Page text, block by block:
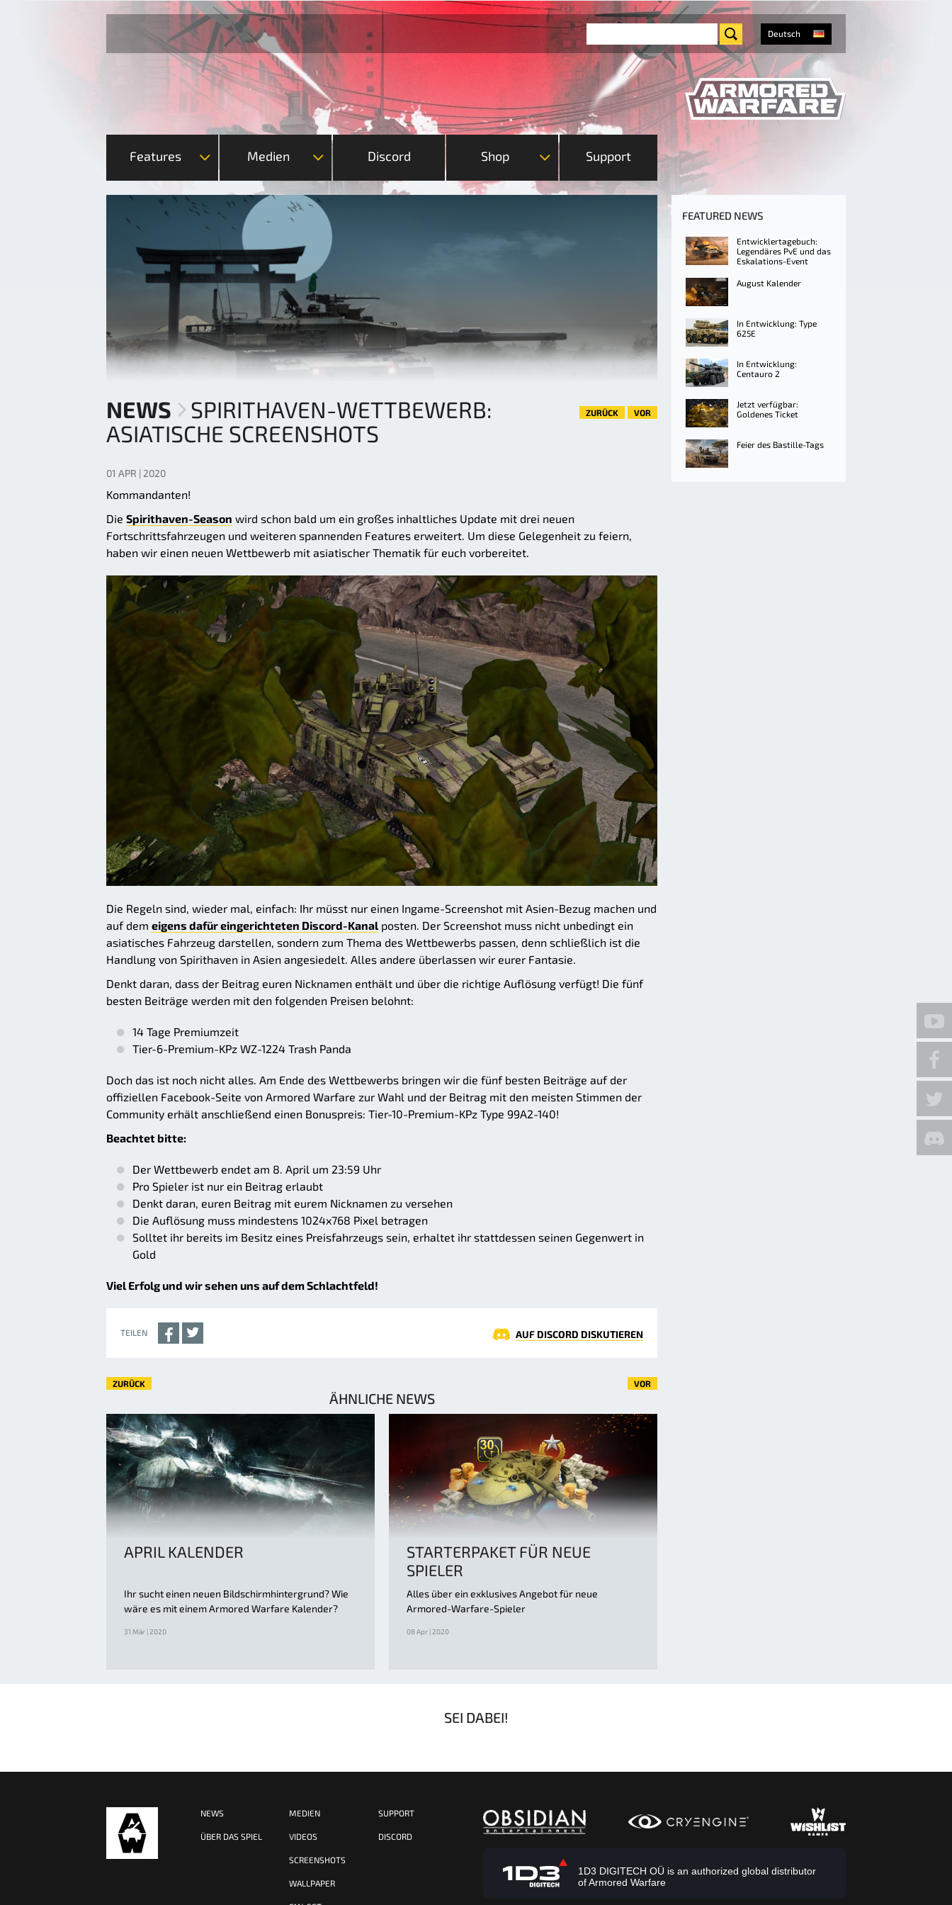
Deutsch
Features Medien Discord Shop Support
NEWS
SPIRITHAVEN-WETTBEWERB:
ASIATISCHE SCREENSHOTS
ZURÜCK VOR
01 APR | 2020
Kommandanten!
Die Spirithaven-Season wird schon bald um ein großes inhaltliches Update mit drei neuen
Fortschrittsfahrzeugen und weiteren spannenden Features erweitert. Um diese Gelegenheit zu feiern,
haben wir einen neuen Wettbewerb mit asiatischer Thematik für euch vorbereitet.
Die Regeln sind, wieder mal, einfach: Ihr müsst nur einen Ingame-Screenshot mit Asien-Bezug machen und
auf dem eigens dafür eingerichteten Discord-Kanal posten. Der Screenshot muss nicht unbedingt ein
asiatisches Fahrzeug darstellen, sondern zum Thema des Wettbewerbs passen, denn schließlich ist die
Handlung von Spirithaven in Asien angesiedelt. Alles andere überlassen wir eurer Fantasie.
Denkt daran, dass der Beitrag euren Nicknamen enthält und über die richtige Auflösung verfügt! Die fünf
besten Beiträge werden mit den folgenden Preisen belohnt:
14 Tage Premiumzeit
Tier-6-Premium-KPz WZ-1224 Trash Panda
Doch das ist noch nicht alles. Am Ende des Wettbewerbs bringen wir die fünf besten Beiträge auf der
offiziellen Facebook-Seite von Armored Warfare zur Wahl und der Beitrag mit den meisten Stimmen der
Community erhält anschließend einen Bonuspreis: Tier-10-Premium-KPz Type 99A2-140!
Beachtet bitte:
Der Wettbewerb endet am 8. April um 23:59 Uhr
Pro Spieler ist nur ein Beitrag erlaubt
Denkt daran, euren Beitrag mit eurem Nicknamen zu versehen
Die Auflösung muss mindestens 1024x768 Pixel betragen
Solltet ihr bereits im Besitz eines Preisfahrzeugs sein, erhaltet ihr stattdessen seinen Gegenwert in
Gold
Viel Erfolg und wir sehen uns auf dem Schlachtfeld!
TEILEN AUF DISCORD DISKUTIEREN
ZURÜCK VOR
ÄHNLICHE NEWS
APRIL KALENDER
Ihr sucht einen neuen Bildschirmhintergrund? Wie
wäre es mit einem Armored Warfare Kalender?
31 Mär | 2020
STARTERPAKET FÜR NEUE
SPIELER
Alles über ein exklusives Angebot für neue
Armored-Warfare-Spieler
08 Apr | 2020
FEATURED NEWS
Entwicklertagebuch:
Legendäres PvE und das
Eskalations-Event
August Kalender
In Entwicklung: Type
625E
In Entwicklung:
Centauro 2
Jetzt verfügbar:
Goldenes Ticket
Feier des Bastille-Tags
SEI DABEI!
NEWS
ÜBER DAS SPIEL
MEDIEN
VIDEOS
SCREENSHOTS
WALLPAPER
SUPPORT
DISCORD
1D3 DIGITECH OÜ is an authorized global distributor
of Armored Warfare